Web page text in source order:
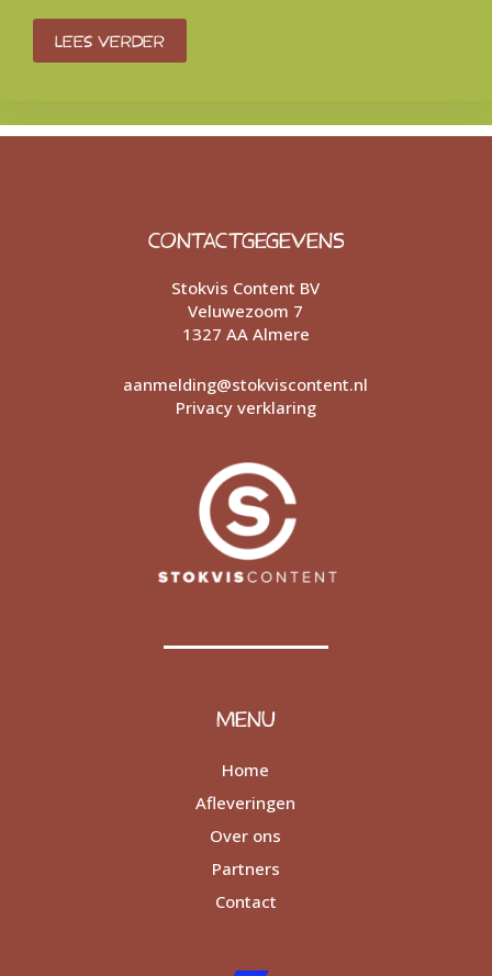
Lees verder
CONTACTGEGEVENS
Stokvis Content BV
Veluwezoom 7
1327 AA Almere
aanmelding@stokviscontent.nl
Privacy verklaring
MENU
Home
Afleveringen
Over ons
Partners
Contact